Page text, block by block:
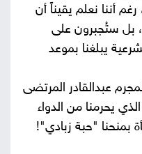
أننا نعلم يقيناً أن
بل ستُجبرون على
يبلغنا بموعد
عبدالقادر المرتضى
يحرمنا من الدواء
بمنحنا "حبة زبادي"!